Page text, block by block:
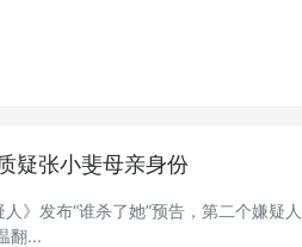
疑张小斐母亲身份
》发布“谁杀了她”预告，第二个嫌疑
翻...